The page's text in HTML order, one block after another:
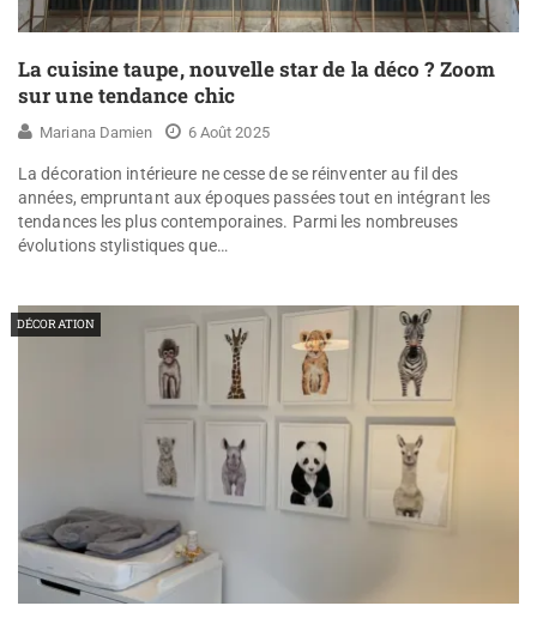
La cuisine taupe, nouvelle star de la déco ? Zoom
sur une tendance chic
Mariana Damien 6 Août 2025
La décoration intérieure ne cesse de se réinventer au fil des
années, empruntant aux époques passées tout en intégrant les
tendances les plus contemporaines. Parmi les nombreuses
évolutions stylistiques que…
DÉCORATION